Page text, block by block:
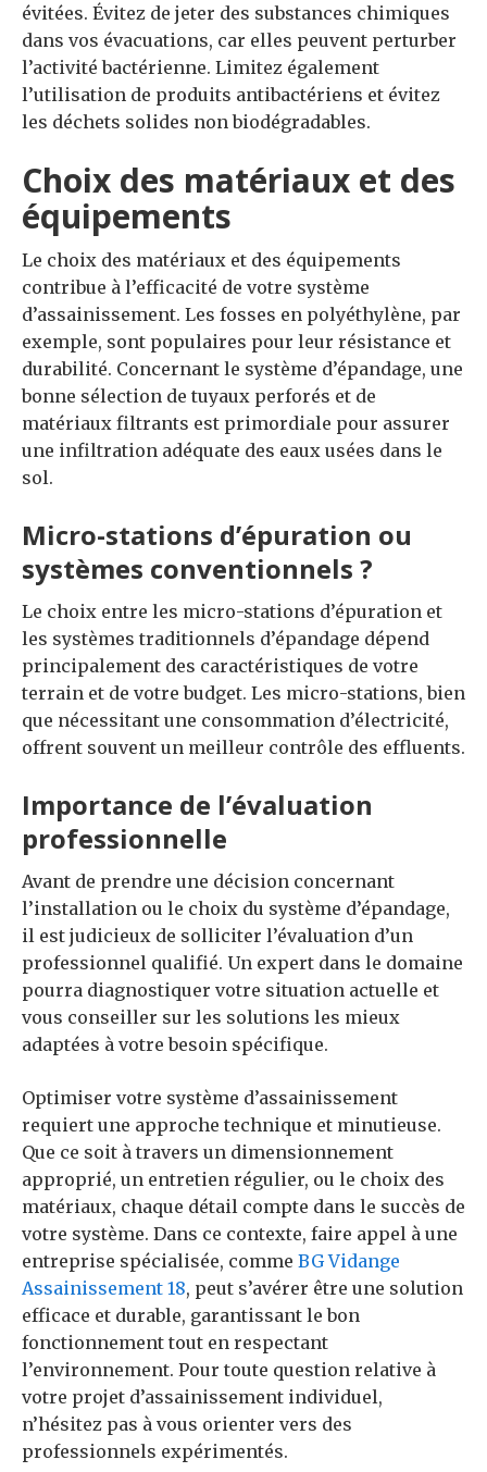
évitées. Évitez de jeter des substances chimiques
dans vos évacuations, car elles peuvent perturber
l’activité bactérienne. Limitez également
l’utilisation de produits antibactériens et évitez
les déchets solides non biodégradables.
Choix des matériaux et des
équipements
Le choix des matériaux et des équipements
contribue à l’efficacité de votre système
d’assainissement. Les fosses en polyéthylène, par
exemple, sont populaires pour leur résistance et
durabilité. Concernant le système d’épandage, une
bonne sélection de tuyaux perforés et de
matériaux filtrants est primordiale pour assurer
une infiltration adéquate des eaux usées dans le
sol.
Micro-stations d’épuration ou
systèmes conventionnels ?
Le choix entre les micro-stations d’épuration et
les systèmes traditionnels d’épandage dépend
principalement des caractéristiques de votre
terrain et de votre budget. Les micro-stations, bien
que nécessitant une consommation d’électricité,
offrent souvent un meilleur contrôle des effluents.
Importance de l’évaluation
professionnelle
Avant de prendre une décision concernant
l’installation ou le choix du système d’épandage,
il est judicieux de solliciter l’évaluation d’un
professionnel qualifié. Un expert dans le domaine
pourra diagnostiquer votre situation actuelle et
vous conseiller sur les solutions les mieux
adaptées à votre besoin spécifique.
Optimiser votre système d’assainissement
requiert une approche technique et minutieuse.
Que ce soit à travers un dimensionnement
approprié, un entretien régulier, ou le choix des
matériaux, chaque détail compte dans le succès de
votre système. Dans ce contexte, faire appel à une
entreprise spécialisée, comme BG Vidange
Assainissement 18, peut s’avérer être une solution
efficace et durable, garantissant le bon
fonctionnement tout en respectant
l’environnement. Pour toute question relative à
votre projet d’assainissement individuel,
n’hésitez pas à vous orienter vers des
professionnels expérimentés.